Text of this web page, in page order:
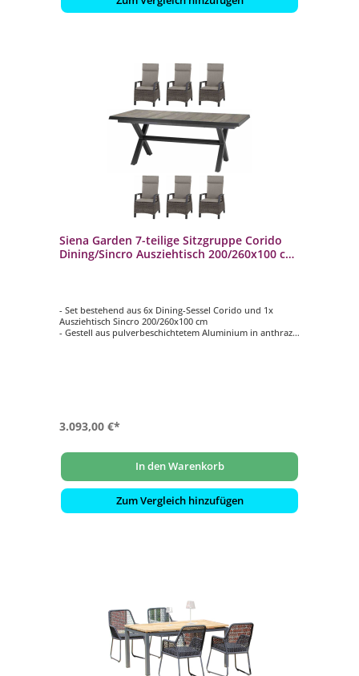
Siena Garden 7-teilige Sitzgruppe Corido
Dining/Sincro Ausziehtisch 200/260x100 cm
- Set bestehend aus 6x Dining-Sessel Corido und 1x
Ausziehtisch Sincro 200/260x100 cm
- Gestell aus pulverbeschichtetem Aluminium in anthrazit
3.093,00 €*
In den Warenkorb
Zum Vergleich hinzufügen